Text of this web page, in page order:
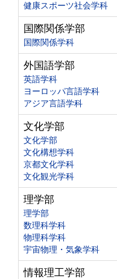
健康スポーツ社会学科
国際関係学部
国際関係学科
外国語学部
英語学科
ヨーロッパ言語学科
アジア言語学科
文化学部
文化学部
文化構想学科
京都文化学科
文化観光学科
理学部
理学部
数理科学科
物理科学科
宇宙物理・気象学科
情報理工学部